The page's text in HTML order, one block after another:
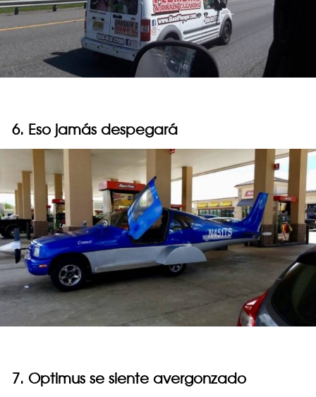
6. Eso jamás despegará
7. Optimus se siente avergonzado